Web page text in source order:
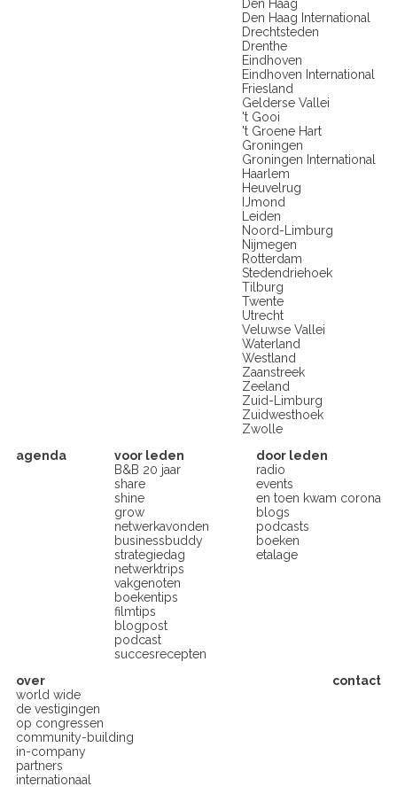
Den Haag
Den Haag International
Drechtsteden
Drenthe
Eindhoven
Eindhoven International
Friesland
Gelderse Vallei
't Gooi
't Groene Hart
Groningen
Groningen International
Haarlem
Heuvelrug
IJmond
Leiden
Noord-Limburg
Nijmegen
Rotterdam
Stedendriehoek
Tilburg
Twente
Utrecht
Veluwse Vallei
Waterland
Westland
Zaanstreek
Zeeland
Zuid-Limburg
Zuidwesthoek
Zwolle
agenda
voor leden
B&B 20 jaar
share
shine
grow
netwerkavonden
businessbuddy
strategiedag
netwerktrips
vakgenoten
boekentips
filmtips
blogpost
podcast
succesrecepten
door leden
radio
events
en toen kwam corona
blogs
podcasts
boeken
etalage
over
world wide
de vestigingen
op congressen
community-building
in-company
partners
internationaal
contact